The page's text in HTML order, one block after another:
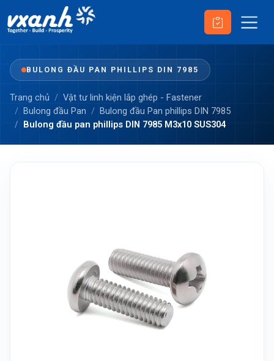
BULONG ĐẦU PAN PHILLIPS DIN 7985
Trang chủ
Vật tư linh kiện lắp ghép - Fastener
Bulong đầu Pan
Bulong đầu Pan phillips DIN 7985
Bulong đầu pan phillips DIN 7985 M3x10 SUS304